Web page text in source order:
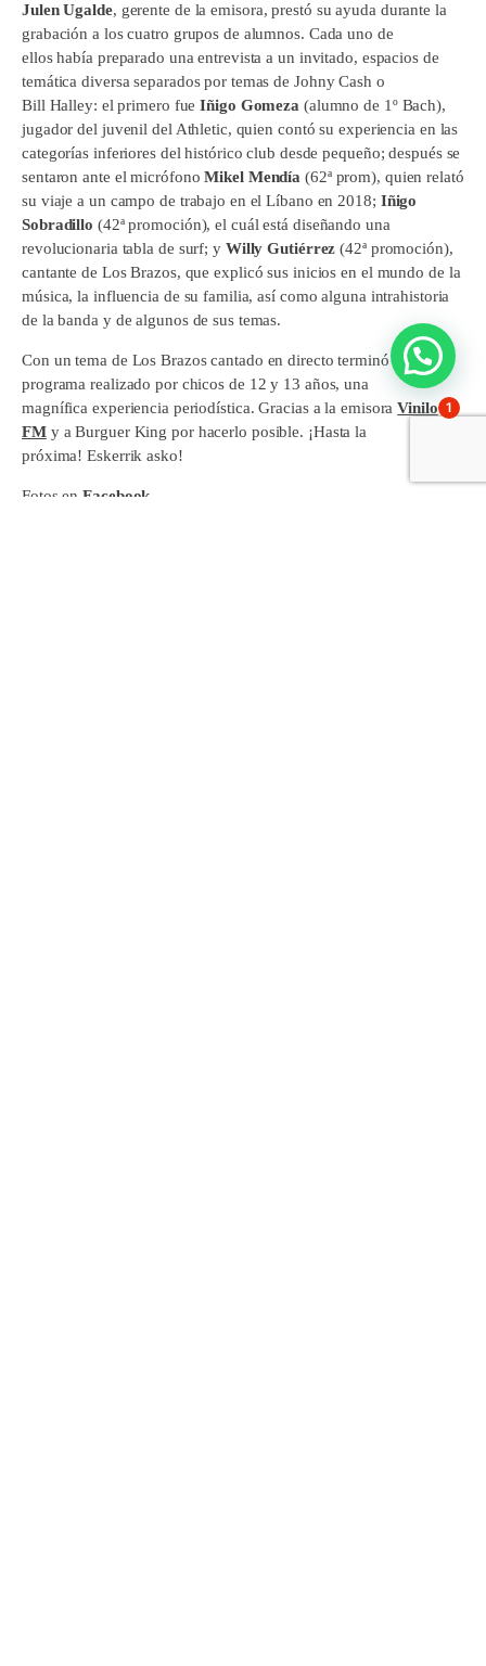
Julen Ugalde, gerente de la emisora, prestó su ayuda durante la
grabación a los cuatro grupos de alumnos. Cada uno de
ellos había preparado una entrevista a un invitado, espacios de
temática diversa separados por temas de Johny Cash o
Bill Halley: el primero fue Iñigo Gomeza (alumno de 1º Bach),
jugador del juvenil del Athletic, quien contó su experiencia en las
categorías inferiores del histórico club desde pequeño; después se
sentaron ante el micrófonoMikel Mendía (62ª prom), quien relató
su viaje a un campo de trabajo en el Líbano en 2018; Iñigo
Sobradillo (42ª promoción), el cuál está diseñando una
revolucionaria tabla de surf; y Willy Gutiérrez (42ª promoción),
cantante de Los Brazos, que explicó sus inicios en el mundo de la
música, la influencia de su familia, así como alguna intrahistoria
de la banda y de algunos de sus temas.
Con un tema de Los Brazos cantado en directo terminó este
programa realizado por chicos de 12 y 13 años, una
magnífica experiencia periodística. Gracias a la emisoraVinilo
FMy a Burguer King por hacerlo posible. ¡Hasta la
próxima! Eskerrik asko!
Fotos enFacebook
1